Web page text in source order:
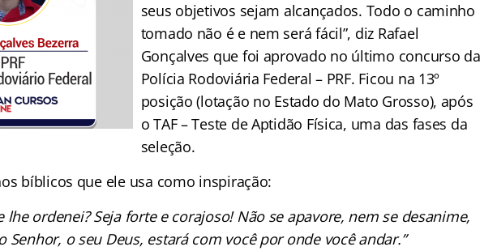
seus objetivos sejam alcançados. Todo o caminho
tomado não é e nem será fácil”, diz Rafael
Gonçalves que foi aprovado no último concurso da
Polícia Rodoviária Federal – PRF. Ficou na 13º
posição (lotação no Estado do Mato Grosso), após
o TAF – Teste de Aptidão Física, uma das fases da
seleção.
bíblicos que ele usa como inspiração:
lhe ordenei? Seja forte e corajoso! Não se apavore, nem se desanime,
Senhor, o seu Deus, estará com você por onde você andar.”